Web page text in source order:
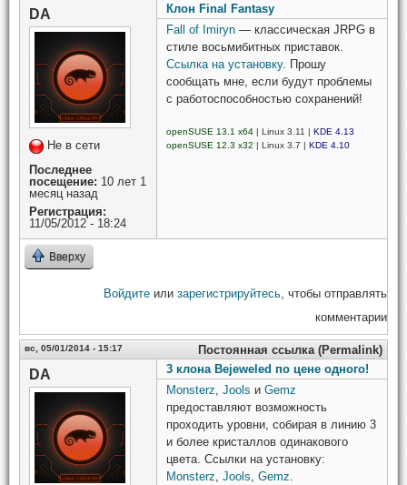
DA
Не в сети
Последнее
посещение: 10 лет 1
месяц назад
Регистрация:
11/05/2012 - 18:24
Клон Final Fantasy
Fall of Imiryn — классическая JRPG в
стиле восьмибитных приставок.
Ссылка на установку. Прошу
сообщать мне, если будут проблемы
с работоспособностью сохранений!
openSUSE 13.1 x64 | Linux 3.11 | KDE 4.13
openSUSE 12.3 x32 | Linux 3.7 | KDE 4.10
Вверху
Войдите или зарегистрируйтесь , чтобы отправлять
комментарии
вс, 05/01/2014 - 15:17 Постоянная ссылка (Permalink)
DA
3 клона Bejeweled по цене одного!
Monsterz Jools и Gemz
предоставляют возможность
проходить уровни, собирая в линию 3
и более кристаллов одинакового
цвета. Ссылки на установку:
Monsterz Jools Gemz